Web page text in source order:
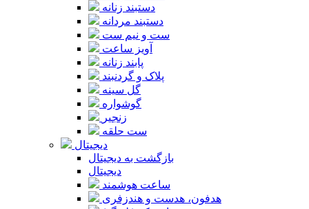
دستبند زنانه
دستبند مردانه
ست و نیم ست
آویز ساعت
پابند زنانه
پلاک و گردنبند
گل سینه
گوشواره
زنجیر
ست حلقه
دیجیتال
بازگشت به دیجیتال
دیجیتال
ساعت هوشمند
هدفون، هدست و هندزفری